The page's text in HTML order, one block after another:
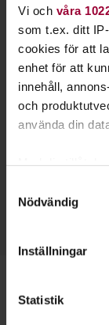
Vi och våra
som t.ex. ditt
cookies för att
enhet för att
innehåll,
och
använda din
som kan ha
Du kan ändra
Nödvändig
Inställningar
Statistik
Skicka e-post
073-322 39 49